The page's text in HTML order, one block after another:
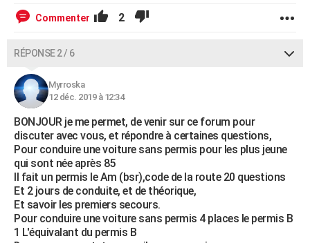
FORUM
Bricolage
Lifestyle
Culture
Sport
Auto
Television
Voyage
Cinema
Commenter 2
RÉPONSE 2 / 6
Myrroska
12 déc. 2019 à 12:34
BONJOUR je me permet, de venir sur ce forum pour
discuter avec vous, et répondre à certaines questions,
Pour conduire une voiture sans permis pour les plus jeune
qui sont née après 85
Il fait un permis le Am (bsr),code de la route 20 questions
Et 2 jours de conduite, et de théorique,
Et savoir les premiers secours.
Pour conduire une voiture sans permis 4 places le permis B
1 L'équivalant du permis B